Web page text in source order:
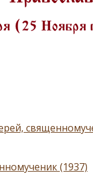
(25 Ноября
(1937)